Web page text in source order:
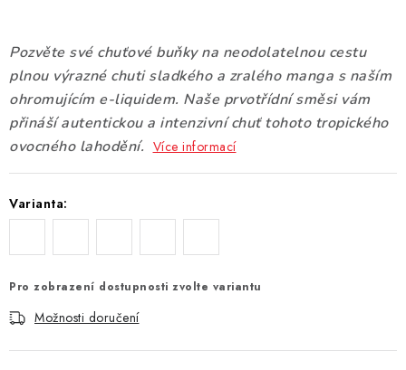
NIKOTINOVÝ FILM
PŘÍSLUŠENSTVÍ
Vše o nákupu
Pozvěte své chuťové buňky na neodolatelnou cestu
plnou výrazné chuti sladkého a zralého manga s naším
ohromujícím e-liquidem. Naše prvotřídní směsi vám
přináší autentickou a intenzivní chuť tohoto tropického
ovocného lahodění. Více informací
Varianta:
Pro zobrazení dostupnosti zvolte variantu
Možnosti doručení